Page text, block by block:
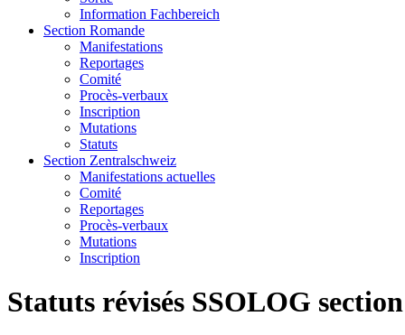
Information Fachbereich
Section Romande
Manifestations
Reportages
Comité
Procès-verbaux
Inscription
Mutations
Statuts
Section Zentralschweiz
Manifestations actuelles
Comité
Reportages
Procès-verbaux
Mutations
Inscription
Statuts révisés SSOLOG